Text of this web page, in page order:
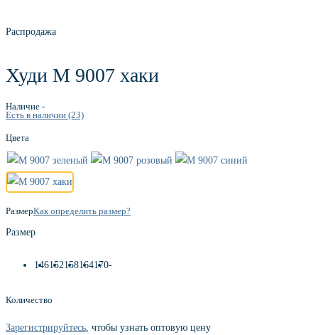
Распродажа
Худи М 9007 хаки
Наличие -
Есть в наличии (23)
Цвета
РазмерКак определить размер?
Размер
146152158164170-
Количество
Зарегистрируйтесь, чтобы узнать оптовую цену